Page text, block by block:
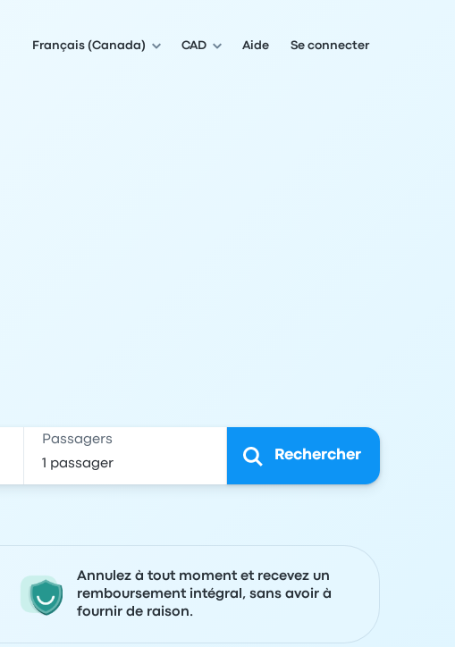
Français (Canada) CAD Aide Se connecter
Passagers
Rechercher
Annulez à tout moment et recevez un
remboursement intégral, sans avoir à
fournir de raison.